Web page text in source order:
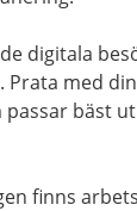
digitala
Prata med
bäst
finns